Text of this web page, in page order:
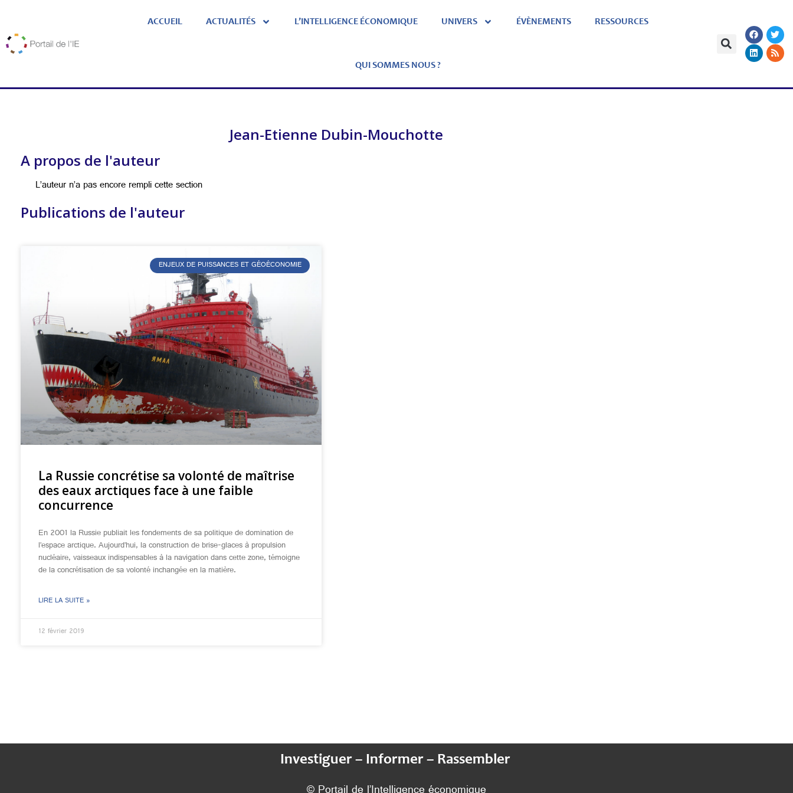
ACCUEIL ACTUALITÉS L’INTELLIGENCE ÉCONOMIQUE UNIVERS ÉVÈNEMENTS RESSOURCES
QUI SOMMES NOUS ?
Jean-Etienne Dubin-Mouchotte
A propos de l'auteur
L’auteur n’a pas encore rempli cette section
Publications de l'auteur
ENJEUX DE PUISSANCES ET GÉOÉCONOMIE
La Russie concrétise sa volonté de maîtrise
des eaux arctiques face à une faible
concurrence
En 2001 la Russie publiait les fondements de sa politique de domination de
l’espace arctique. Aujourd’hui, la construction de brise-glaces à propulsion
nucléaire, vaisseaux indispensables à la navigation dans cette zone, témoigne
de la concrétisation de sa volonté inchangée en la matière.
LIRE LA SUITE »
12 février 2019
Investiguer – Informer – Rassembler